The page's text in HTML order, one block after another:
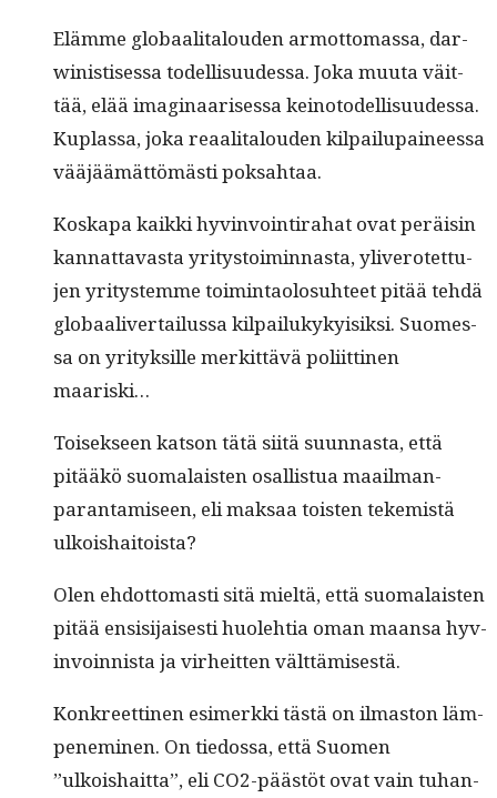
Elämme globaal­i­talouden armot­tomas­sa, dar­
win­is­tises­sa todel­lisu­udessa. Joka muu­ta väit­
tää, elää imag­i­naarises­sa keino­todel­lisu­udessa.
Kuplas­sa, joka reaal­i­talouden kil­pailu­paineessa
vääjäämät­tömästi poksahtaa.
Koska­pa kaik­ki hyv­in­voin­ti­ra­hat ovat peräisin
kan­nat­tavas­ta yri­tys­toimin­nas­ta, yliv­erotet­tu­
jen yri­tys­temme toim­intaolo­suh­teet pitää tehdä
globaaliv­er­tailus­sa kil­pailukyky­isik­si. Suomes­
sa on yri­tyk­sille merkit­tävä poli­it­ti­nen
maariski…
Toisek­seen kat­son tätä siitä suun­nas­ta, että
pitääkö suo­ma­lais­ten osal­lis­tua maail­man­
paran­tamiseen, eli mak­saa tois­t­en tekemistä
ulkoishaitoista?
Olen ehdot­tomasti sitä mieltä, että suo­ma­lais­ten
pitää ensisi­jais­es­ti huole­htia oman maansa hyv­
in­voin­nista ja virheit­ten välttämisestä.
Konkreet­ti­nen esimerk­ki tästä on ilmas­ton läm­
pen­e­m­i­nen. On tiedos­sa, että Suomen
”ulkoishait­ta”, eli CO2-päästöt ovat vain tuhan­